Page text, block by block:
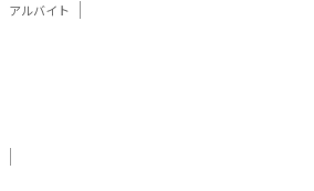
アルバイト